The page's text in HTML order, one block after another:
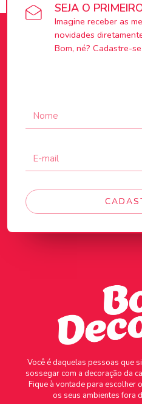
SEJA O
Imagine receber as
novidades
Bom, né? Cadastre-
Você é daquelas pessoas que
sossegar com a decoração da
Fique à vontade para escolher
os seus ambientes fora